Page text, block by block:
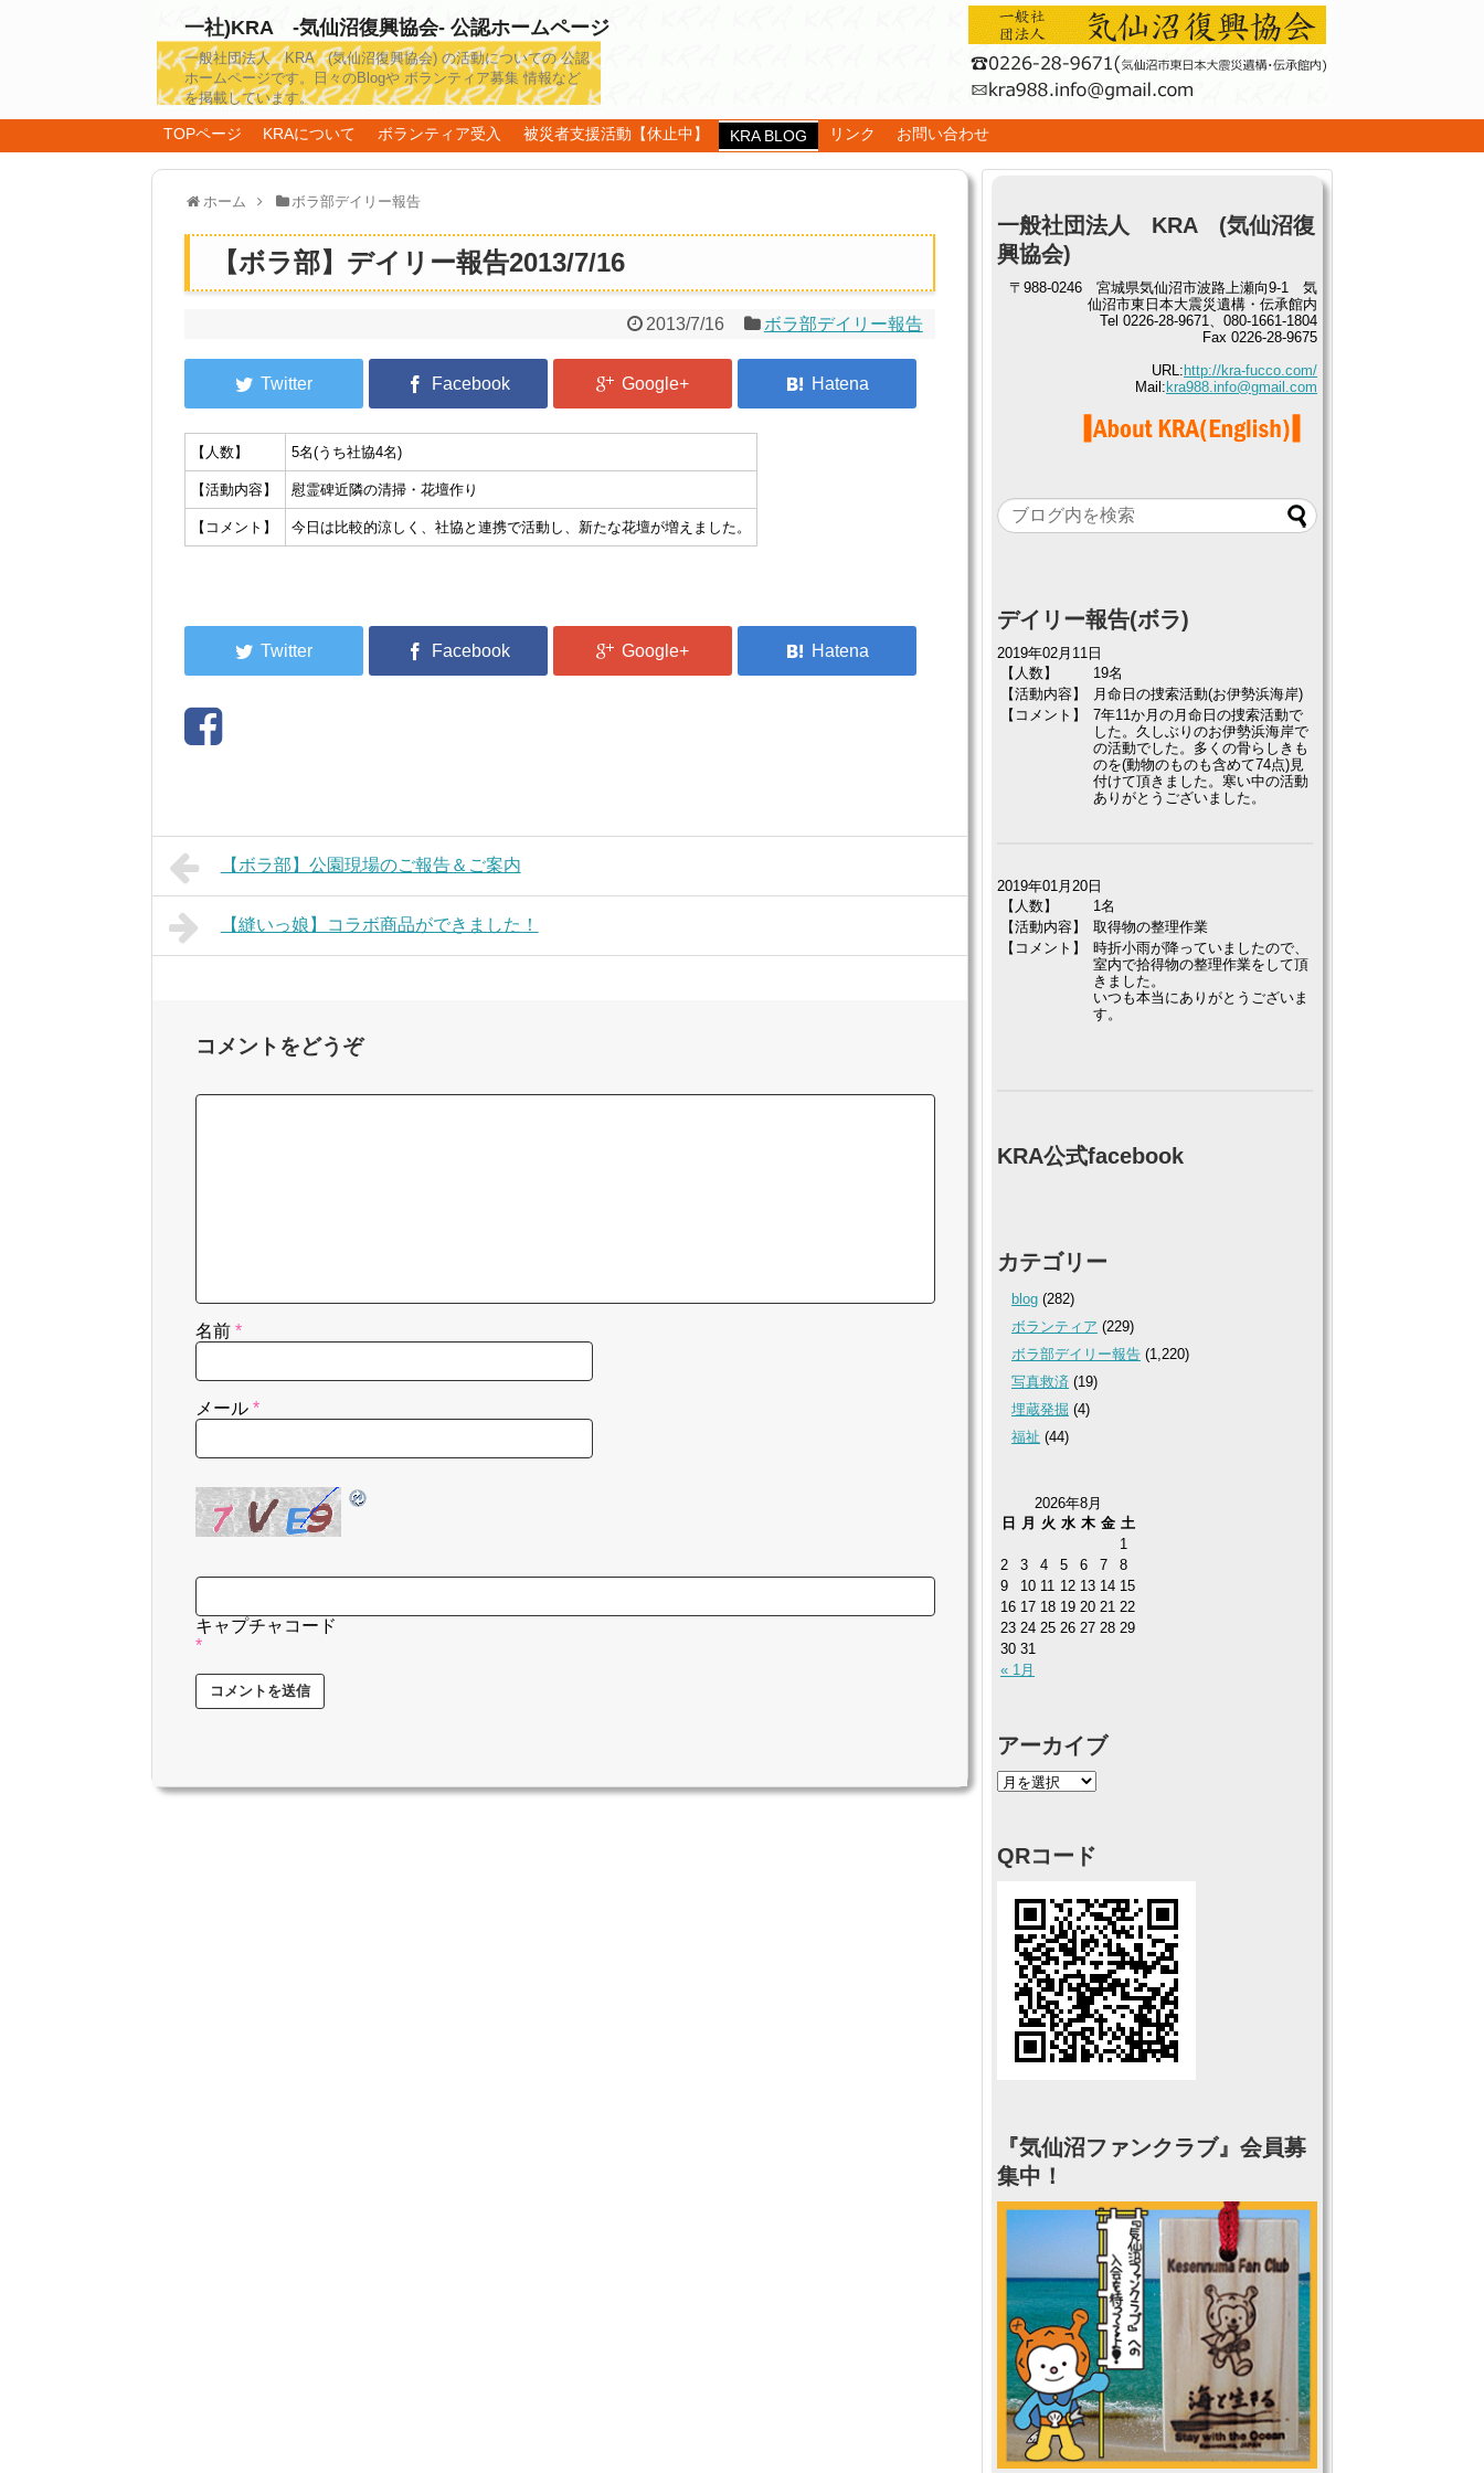
一社)KRA -気仙沼復興協会- 公認ホームページ
一般社団法人 KRA (気仙沼復興協会) の活動についての 公認
ホームページです。日々のBlogや ボランティア募集 情報など
を掲載しています。
TOPページ KRAについて ボランティア受入 被災者支援活動【休止中】 KRA BLOG リンク お問い合わせ
ホーム ボラ部デイリー報告
【ボラ部】デイリー報告2013/7/16
2013/7/16 ボラ部デイリー報告
【人数】 5名(うち社協4名)
【活動内容】 慰霊碑近隣の清掃・花壇作り
【コメント】 今日は比較的涼しく、社協と連携で活動し、新たな花壇が増えました。
【ボラ部】公園現場のご報告＆ご案内
【縫いっ娘】コラボ商品ができました！
コメントをどうぞ
名前 *
メール *
キャプチャコード
*
一般社団法人 KRA (気仙沼復
興協会)
〒988-0246 宮城県気仙沼市波路上瀬向9-1 気
仙沼市東日本大震災遺構・伝承館内
Tel 0226-28-9671、080-1661-1804
Fax 0226-28-9675
URL: http://kra-fucco.com/
Mail: kra988.info@gmail.com
デイリー報告(ボラ)
2019年02月11日
【人数】
19名
【活動内容】
月命日の捜索活動(お伊勢浜海岸)
【コメント】
7年11か月の月命日の捜索活動で
した。久しぶりのお伊勢浜海岸で
の活動でした。多くの骨らしきも
のを(動物のものも含めて74点)見
付けて頂きました。寒い中の活動
ありがとうございました。
2019年01月20日
【人数】
1名
【活動内容】
取得物の整理作業
【コメント】
時折小雨が降っていましたので、
室内で拾得物の整理作業をして頂
きました。
いつも本当にありがとうございま
す。
KRA公式facebook
カテゴリー
blog (282)
ボランティア (229)
ボラ部デイリー報告 (1,220)
写真救済 (19)
埋蔵発掘 (4)
福祉 (44)
2026年8月
日
月 火 水 木 金 土
« 1月
1
2
3 4 5 6 7
8
9
10 11 12 13 14 15
16 17 18 19 20 21 22
23 24 25 26 27 28 29
30 31
アーカイブ
QRコード
『気仙沼ファンクラブ』会員募
集中！